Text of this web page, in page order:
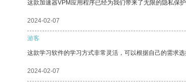
这款加速器VPM应用程序已经为我们带来了无限的隐私保护
2024-02-07
游客
这款学习软件的学习方式非常灵活，可以根据自己的需求
2024-02-07